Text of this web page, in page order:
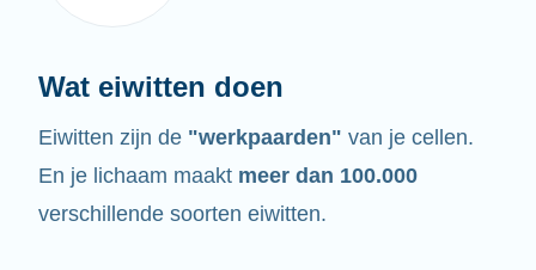
Wat eiwitten doen
Eiwitten zijn de "werkpaarden" van je cellen.
En je lichaam maakt meer dan 100.000
verschillende soorten eiwitten.